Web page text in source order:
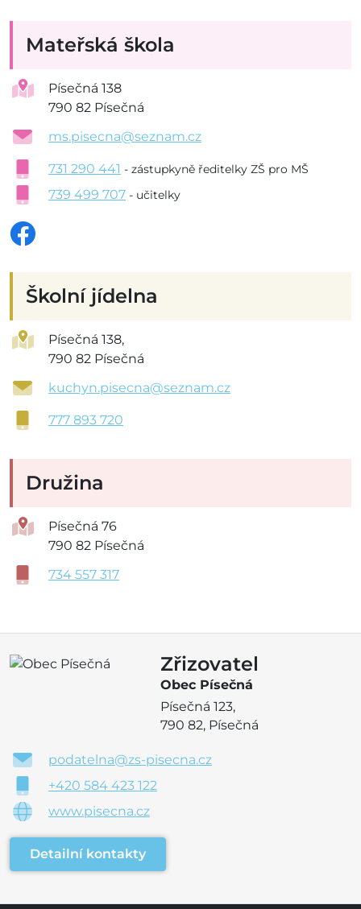
Mateřská škola
Písečná 138
790 82 Písečná
ms.pisecna@seznam.cz
731 290 441 - zástupkyně ředitelky ZŠ pro MŠ
739 499 707 - učitelky
Školní jídelna
Písečná 138,
790 82 Písečná
kuchyn.pisecna@seznam.cz
777 893 720
Družina
Písečná 76
790 82 Písečná
734 557 317
Zřizovatel
Obec Písečná
Písečná 123,
790 82, Písečná
podatelna@zs-pisecna.cz
+420 584 423 122
www.pisecna.cz
Detailní kontakty